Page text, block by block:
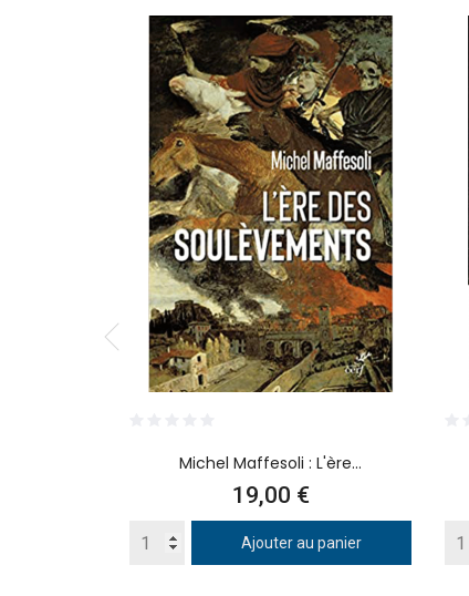
Michel Maffesoli : L'ère...
Prix
19,00 €
Ajouter au panier